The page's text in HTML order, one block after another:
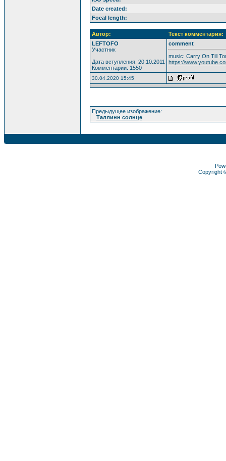
Date created:
Focal length:
Автор:
Текст комментария:
LEFTOFO
Участник
Дата вступления: 20.10.2011
Комментарии: 1550
comment
music: Carry On Till
https://
30.04.2020 15:45
Предыдущее изображение:
Таллинн солнце
Copyright